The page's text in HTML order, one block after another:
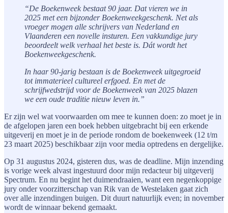
“De Boekenweek bestaat 90 jaar. Dat vieren we in
2025 met een bijzonder Boekenweekgeschenk. Net als
vroeger mogen alle schrijvers van Nederland en
Vlaanderen een novelle insturen. Een vakkundige jury
beoordeelt welk verhaal het beste is. Dát wordt het
Boekenweekgeschenk.
In haar 90-jarig bestaan is de Boekenweek uitgegroeid
tot immaterieel cultureel erfgoed. En met de
schrijfwedstrijd voor de Boekenweek van 2025 blazen
we een oude traditie nieuw leven in.”
Er zijn wel wat voorwaarden om mee te kunnen doen: zo moet je in
de afgelopen jaren een boek hebben uitgebracht bij een erkende
uitgeverij en moet je in de periode rondom de boekenweek (12 t/m
23 maart 2025) beschikbaar zijn voor media optredens en dergelijke.
Op 31 augustus 2024, gisteren dus, was de deadline. Mijn inzending
is vorige week alvast ingestuurd door mijn redacteur bij uitgeverij
Spectrum. En nu begint het duimendraaien, want een negenkoppige
jury onder voorzitterschap van Rik van de Westelaken gaat zich
over alle inzendingen buigen. Dit duurt natuurlijk even; in november
wordt de winnaar bekend gemaakt.